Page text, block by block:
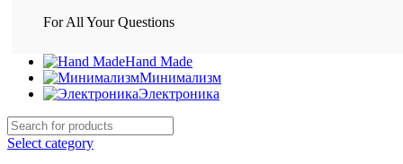
For All Your Questions
Hand Made
Минимализм
Электроника
Select category